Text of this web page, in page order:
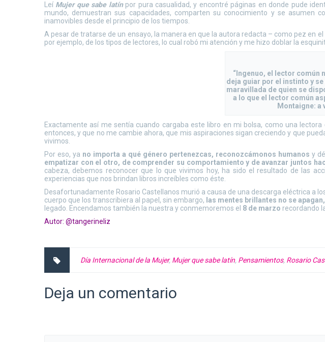
Leí Mujer que sabe latínpor pura casualidad, y encontré páginas en donde pude
mundo, demuestran sus capacidades, comparten su conocimiento y se asumen
inamovibles desde el principio de los tiempos.
A pesar de tratarse de un ensayo, la manera en que la autora redacta – como pez en
por ejemplo, de los tipos de lectores, lo cual robó mi atención y me hizo doblar la
“Ingenuo, el lector común
deja guiar por el instinto y
maravillada de quien se
a lo que el lector común
Montaigne: a
Exactamente así me sentía cuando cargaba este libro en mi bolsa, como una
entonces, y que no me cambie ahora, que mis aspiraciones sigan creciendo y que
vivimos.
Por eso, ya no importa a qué género pertenezcas, reconozcámonos humanos y
empatizar con el otro, de comprender su comportamiento y de avanzar juntos
cabeza, debemos reconocer que lo que vivimos hoy, ha sido el resultado de las
experiencias que nos brindan libros increíbles como éste.
Desafortunadamente Rosario Castellanos murió a causa de una descarga eléctrica a
cuerpo que los transcribiera al papel, sin embargo, las mentes brillantes no se apagan,
legado. Encendamos también la nuestra y conmemoremos el 8 de marzo recordando
Autor: @tangerineliz
Día Internacional de la Mujer, Mujer que sabe latín, Pensamientos, Rosario
Deja un comentario